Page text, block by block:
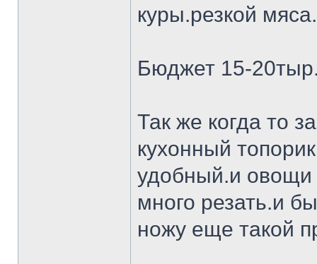
куры.резкой
Бюджет 15-
Так же когда то
кухонный
удобный.и овощи
много резать.и
ножу еще такой